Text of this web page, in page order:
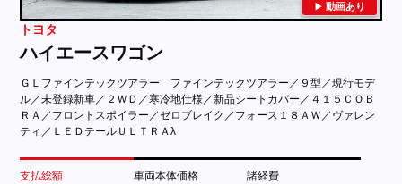
動画あり
トヨタ
ハイエースワゴン
ＧＬファインテックツアラー ファインテックツアラー／９型／現行モデ
ル／未登録新車／２ＷＤ／寒冷地仕様／新品シートカバー／４１５ＣＯＢ
ＲＡ／フロントスポイラー／ゼロブレイク／フォース１８ＡＷ／ヴァレン
ティ／ＬＥＤテールＵＬＴＲＡλ
支払総額 車両本体価格 諸経費